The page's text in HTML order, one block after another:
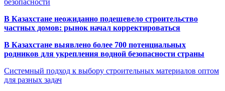
В Казахстане неожиданно подешевело строительство
частных домов: рынок начал корректироваться
В Казахстане выявлено более 700 потенциальных
родников для укрепления водной безопасности страны
Системный подход к выбору строительных материалов оптом
для разных задач